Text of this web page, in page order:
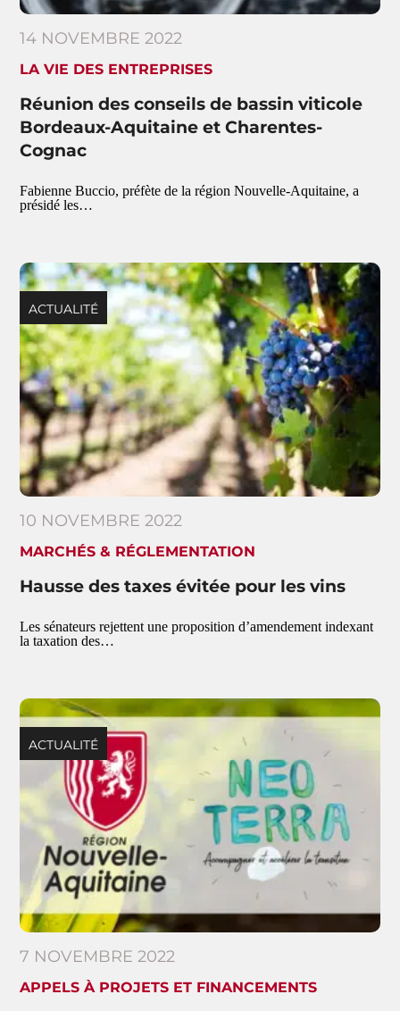
14 NOVEMBRE 2022
LA VIE DES ENTREPRISES
Réunion des conseils de bassin viticole
Bordeaux-Aquitaine et Charentes-
Cognac
Fabienne Buccio, préfète de la région Nouvelle-Aquitaine, a
présidé les…
ACTUALITÉ
10 NOVEMBRE 2022
MARCHÉS & RÉGLEMENTATION
Hausse des taxes évitée pour les vins
Les sénateurs rejettent une proposition d’amendement indexant
la taxation des…
ACTUALITÉ
7 NOVEMBRE 2022
APPELS À PROJETS ET FINANCEMENTS